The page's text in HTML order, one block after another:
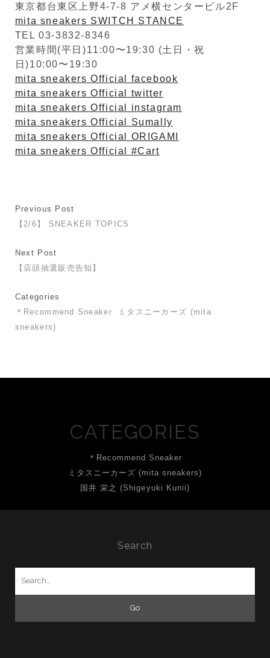
東京都台東区上野4-7-8 アメ横センタービル2F
mita sneakers SWITCH STANCE
TEL 03-3832-8346
営業時間(平日)11:00〜19:30 (土日・祝
日)10:00〜19:30
mita sneakers Official facebook
mita sneakers Official twitter
mita sneakers Official instagram
mita sneakers Official Sumally
mita sneakers Official ORIGAMI
mita sneakers Official #Cart
Previous Post
【2/6】 SNEAKER TOPICS
Next Post
【店頭抽選販売告知】
Categories
＊Recommend Sneaker
ミタスニーカーズ (mita
sneakers)
CATEGORIES
＊Recommend Sneaker
ミタスニーカーズ (mita sneakers)
国井 栄之 (Shigeyuki Kunii)
Search